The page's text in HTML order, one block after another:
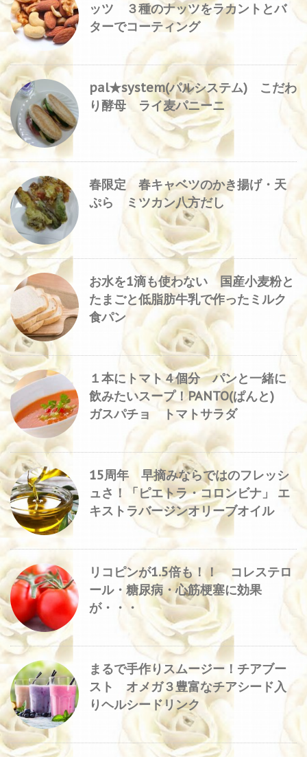
ッツ ３種のナッツをラカントとバ
ターでコーティング
pal★system(パルシステム) こだわ
り酵母 ライ麦パニーニ
春限定 春キャベツのかき揚げ・天
ぷら ミツカン八方だし
お水を1滴も使わない 国産小麦粉と
たまごと低脂肪牛乳で作ったミルク
食パン
１本にトマト４個分 パンと一緒に
飲みたいスープ！PANTO(ぱんと)
ガスパチョ トマトサラダ
15周年 早摘みならではのフレッシ
ュさ！「ピエトラ・コロンビナ」 エ
キストラバージンオリーブオイル
リコピンが1.5倍も！！ コレステロ
ール・糖尿病・心筋梗塞に効果
が・・・
まるで手作りスムージー！チアブー
スト オメガ３豊富なチアシード入
りヘルシードリンク